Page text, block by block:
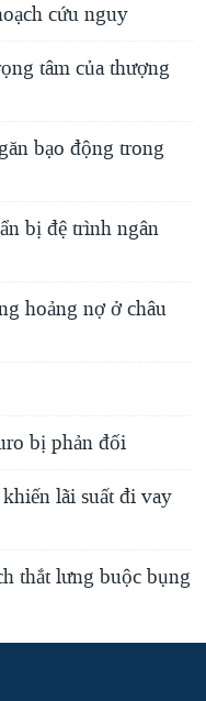
cứu nguy
tâm của thượng
bạo động trong
bị đệ trình ngân
hoảng nợ ở châu
bị phản đối
lãi suất đi vay
thắt lưng buộc bụng